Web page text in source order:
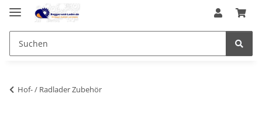
Hof- / Radlader Zubehör